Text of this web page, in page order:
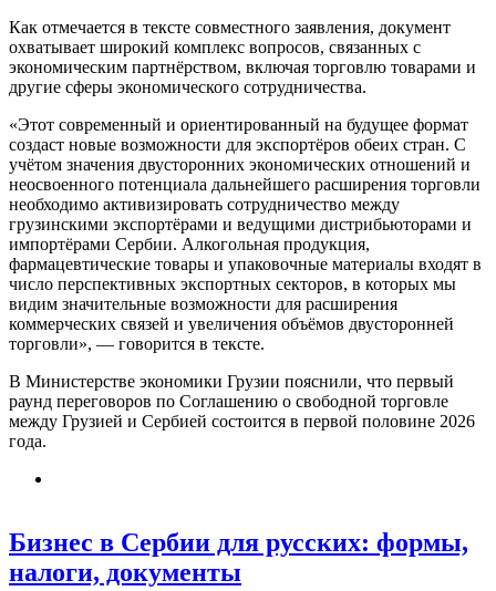
Как отмечается в тексте совместного заявления, документ
охватывает широкий комплекс вопросов, связанных с
экономическим партнёрством, включая торговлю товарами и
другие сферы экономического сотрудничества.
«Этот современный и ориентированный на будущее формат
создаст новые возможности для экспортёров обеих стран. С
учётом значения двусторонних экономических отношений и
неосвоенного потенциала дальнейшего расширения торговли
необходимо активизировать сотрудничество между
грузинскими экспортёрами и ведущими дистрибьюторами и
импортёрами Сербии. Алкогольная продукция,
фармацевтические товары и упаковочные материалы входят в
число перспективных экспортных секторов, в которых мы
видим значительные возможности для расширения
коммерческих связей и увеличения объёмов двусторонней
торговли», — говорится в тексте.
В Министерстве экономики Грузии пояснили, что первый
раунд переговоров по Соглашению о свободной торговле
между Грузией и Сербией состоится в первой половине 2026
года.
Бизнес в Сербии для русских: формы,
налоги, документы